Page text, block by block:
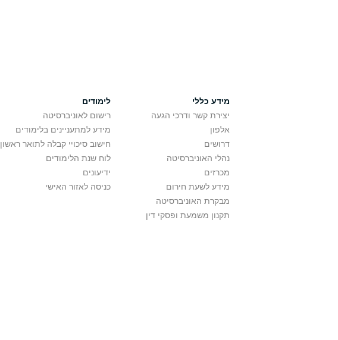
מידע כללי
יצירת קשר ודרכי הגעה
אלפון
דרושים
נהלי האוניברסיטה
מכרזים
מידע לשעת חירום
מבקרת האוניברסיטה
תקנון משמעת ופסקי דין
לימודים
רישום לאוניברסיטה
מידע למתעניינים בלימודים
חישוב סיכויי קבלה לתואר ראשון
לוח שנת הלימודים
ידיעונים
כניסה לאזור האישי